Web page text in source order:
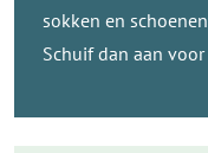
sokken en
Schuif dan aan